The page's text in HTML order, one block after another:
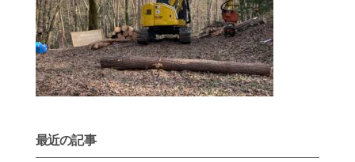
最近の記事